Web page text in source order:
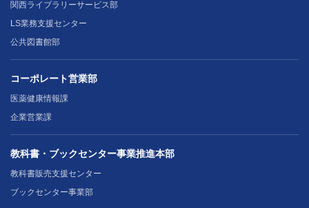
関西ライブラリーサービス部
LS業務支援センター
公共図書館部
コーポレート営業部
医薬健康情報課
企業営業課
教科書・ブックセンター事業推進本部
教科書販売支援センター
ブックセンター事業部